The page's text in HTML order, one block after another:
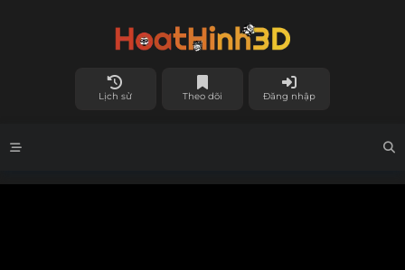
Lịch sử Theo dõi Đăng nhập